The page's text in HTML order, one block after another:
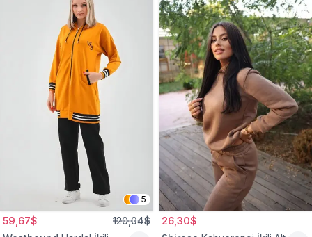
5
59,67$ 120,04$ 26,30$